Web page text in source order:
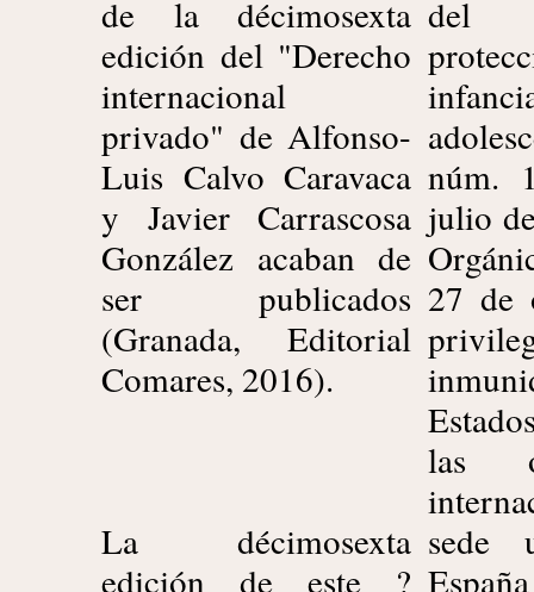
de la décimosexta
edición del "Derecho
internacional
privado" de Alfonso-
Luis Calvo Caravaca
y Javier Carrascosa
González acaban de
ser publicados
(Granada, Editorial
Comares, 2016).
La décimosexta
edición de este ?
del
núm.
julio
27 de
las
sede
de
2015
viajes
los
se
del
se
90/